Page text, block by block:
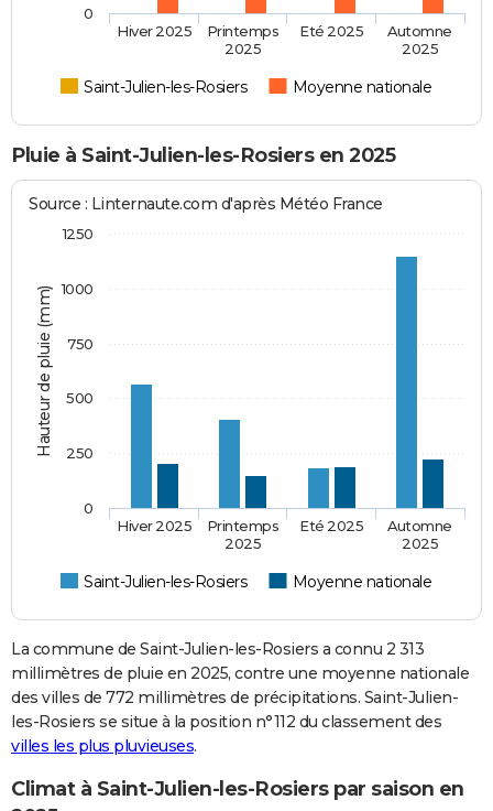
Saint-Julien-les-Rosiers Moyenne nationale
Hiver 2025
Printemps
2025
Eté 2025
Automne
2025
0
Pluie à Saint-Julien-les-Rosiers en 2025
Hauteur de pluie (mm)
Source : Linternaute.com d'après Météo France
Saint-Julien-les-Rosiers Moyenne nationale
Hiver 2025
Printemps
2025
Eté 2025
Automne
2025
0
250
500
750
1000
1250
La commune de Saint-Julien-les-Rosiers a connu 2 313
millimètres de pluie en 2025, contre une moyenne nationale
des villes de 772 millimètres de précipitations. Saint-Julien-
les-Rosiers se situe à la position n°112 du classement des
villes les plus pluvieuses.
Climat à Saint-Julien-les-Rosiers par saison en